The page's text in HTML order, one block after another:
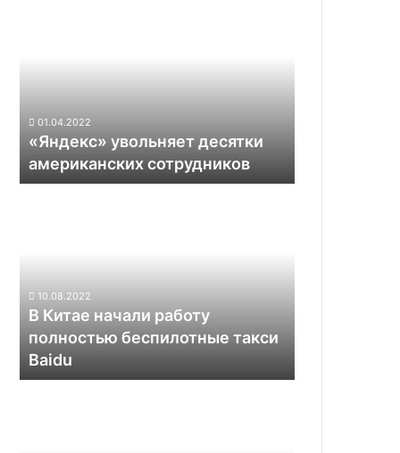
01.04.2022
«Яндекс» увольняет десятки
американских сотрудников
такси
Baidu
10.08.2022
В Китае начали работу
полностью беспилотные такси
Baidu